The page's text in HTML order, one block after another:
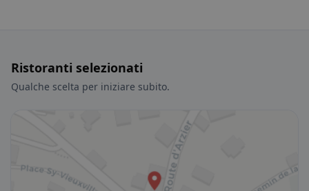
Ristoranti selezionati
Qualche scelta per iniziare subito.